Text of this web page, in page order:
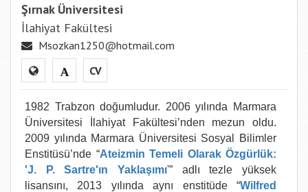
Şırnak Üniversitesi
İlahiyat Fakültesi
Msozkan1250@hotmail.com
CV
1982 Trabzon doğumludur. 2006 yılında Marmara
Üniversitesi İlahiyat Fakültesi’nden mezun oldu.
2009 yılında Marmara Üniversitesi Sosyal Bilimler
Enstitüsü’nde “Ateizmin Temeli Olarak Özgürlük:
'J. P. Sartre'ın Yaklaşımı'” adlı tezle yüksek
lisansını, 2013 yılında aynı enstitüde “Wilfred